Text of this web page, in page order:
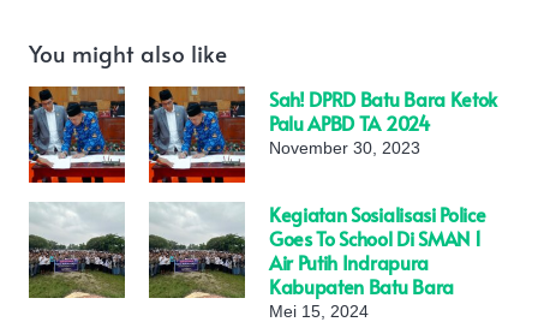
You might also like
Sah! DPRD Batu Bara Ketok
Palu APBD TA 2024
November 30, 2023
Kegiatan Sosialisasi Police
Goes To School Di SMAN 1
Air Putih Indrapura
Kabupaten Batu Bara
Mei 15, 2024